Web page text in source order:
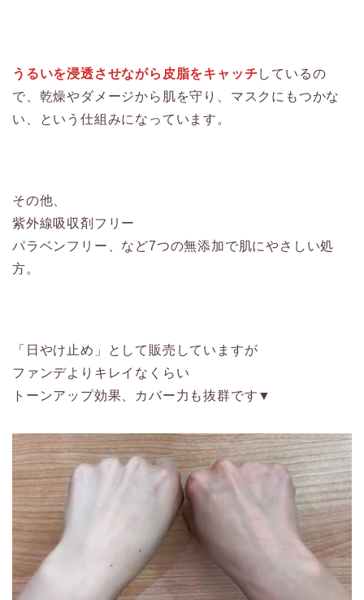
うるいを浸透させながら皮脂をキャッチしているの
で、乾燥やダメージから肌を守り、マスクにもつかな
い、という仕組みになっています。
その他、
紫外線吸収剤フリー
パラベンフリー、など7つの無添加で肌にやさしい処
方。
「日やけ止め」として販売していますが
ファンデよりキレイなくらい
トーンアップ効果、カバー力も抜群です▼